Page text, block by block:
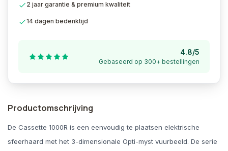
2 jaar garantie & premium kwaliteit
14 dagen bedenktijd
4.8/5
Gebaseerd op 300+ bestellingen
Productomschrijving
De Cassette 1000R is een eenvoudig te plaatsen elektrische
sfeerhaard met het 3-dimensionale Opti-myst vuurbeeld. De serie